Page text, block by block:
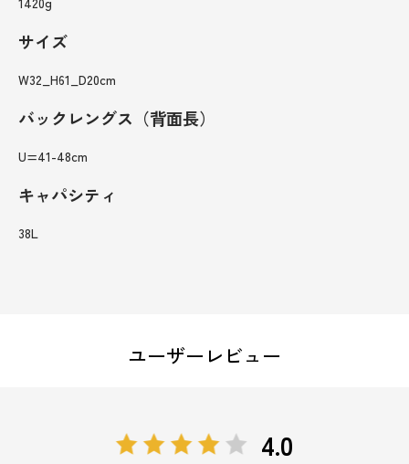
サイズ
W32_H61_D20cm
バックレングス（背面長）
U=41-48cm
キャパシティ
38L
ユーザーレビュー
4.0